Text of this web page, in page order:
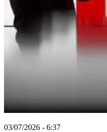
03/07/2026 - 6:37